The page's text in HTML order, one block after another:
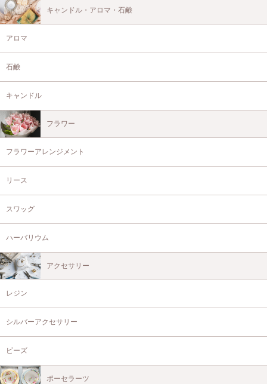
キャンドル・アロマ・石鹸
アロマ
石鹸
キャンドル
フラワー
フラワーアレンジメント
リース
スワッグ
ハーバリウム
アクセサリー
レジン
シルバーアクセサリー
ビーズ
ポーセラーツ